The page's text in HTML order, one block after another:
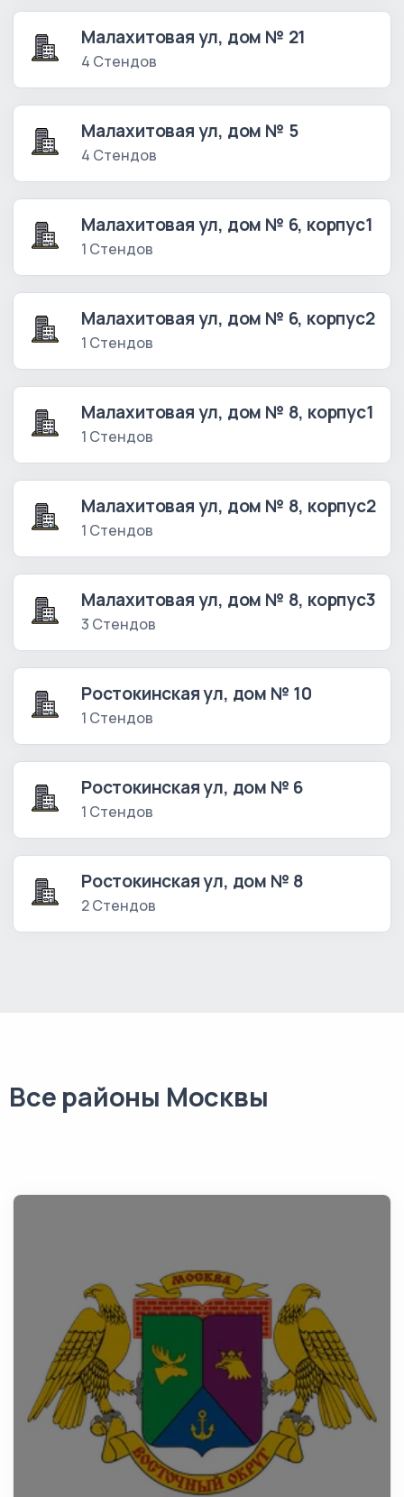
Малахитовая ул, дом № 21
4 Стендов
Малахитовая ул, дом № 5
4 Стендов
Малахитовая ул, дом № 6, корпус1
1 Стендов
Малахитовая ул, дом № 6, корпус2
1 Стендов
Малахитовая ул, дом № 8, корпус1
1 Стендов
Малахитовая ул, дом № 8, корпус2
1 Стендов
Малахитовая ул, дом № 8, корпус3
3 Стендов
Ростокинская ул, дом № 10
1 Стендов
Ростокинская ул, дом № 6
1 Стендов
Ростокинская ул, дом № 8
2 Стендов
Все районы Москвы